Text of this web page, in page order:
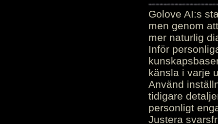
Golove AI:s
men genom
mer naturlig
Inför
känsla i varje
Använd
tidigare
personligt
Justera